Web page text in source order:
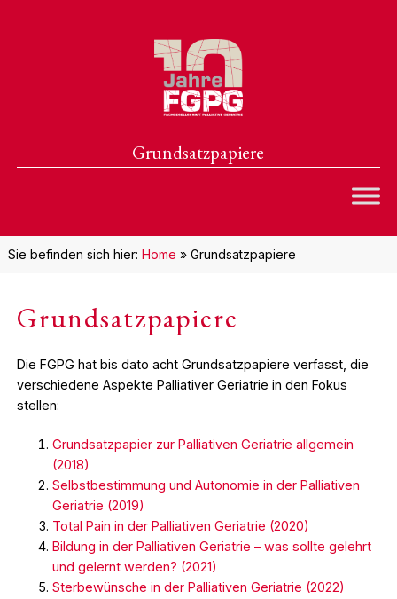
Grundsatzpapiere
Sie befinden sich hier: Home » Grundsatzpapiere
Grundsatzpapiere
Die FGPG hat bis dato acht Grundsatzpapiere verfasst, die
verschiedene Aspekte Palliativer Geriatrie in den Fokus
stellen:
Grundsatzpapier zur Palliativen Geriatrie allgemein
(2018)
Selbstbestimmung und Autonomie in der Palliativen
Geriatrie (2019)
Total Pain in der Palliativen Geriatrie (2020)
Bildung in der Palliativen Geriatrie – was sollte gelehrt
und gelernt werden? (2021)
Sterbewünsche in der Palliativen Geriatrie (2022)